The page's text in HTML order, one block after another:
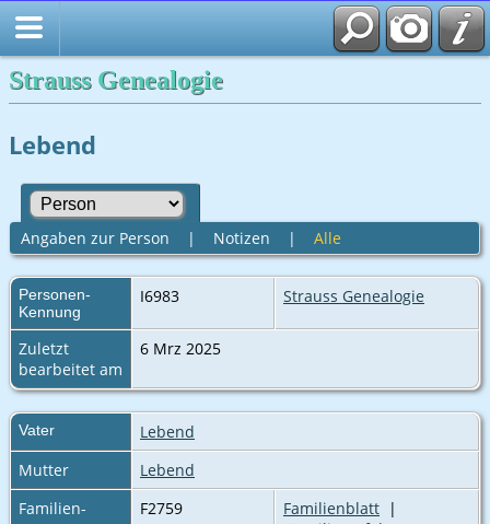
Strauss Genealogie
Lebend
Angaben zur Person | Notizen | Alle
Personen-
Kennung
I6983 Strauss Genealogie
Zuletzt
bearbeitet am
6 Mrz 2025
Vater
Lebend
Mutter
Lebend
Familien-
F2759 Familienblatt |